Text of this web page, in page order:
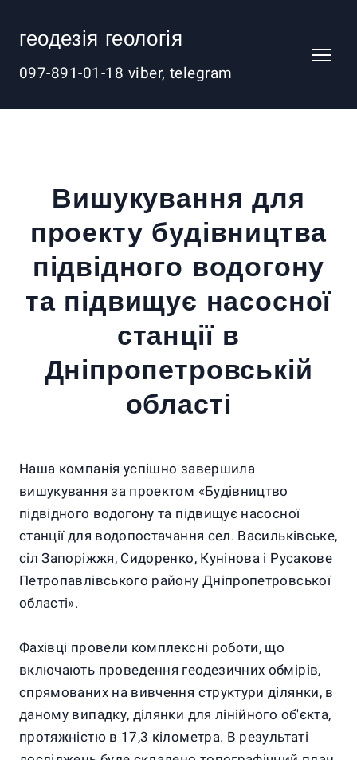
геодезія геологія
097-891-01-18 viber, telegram
Вишукування для
проекту будівництва
підвідного водогону
та підвищує насосної
станції в
Дніпропетровській
області
Наша компанія успішно завершила
вишукування за проектом «Будівництво
підвідного водогону та підвищує насосної
станції для водопостачання сел. Васильківське,
сіл Запоріжжя, Сидоренко, Кунінова і Русакове
Петропавлівського району Дніпропетровської
області».
Фахівці провели комплексні роботи, що
включають проведення геодезичних обмірів,
спрямованих на вивчення структури ділянки, в
даному випадку, ділянки для лінійного об'єкта,
протяжністю в 17,3 кілометра. В результаті